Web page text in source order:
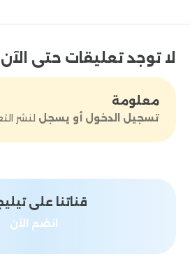
لا توجد تعليقات حتى الآن
معلومة
تسجيل الدخول أو يسجل لنشر
قناتنا على
انضم الآن